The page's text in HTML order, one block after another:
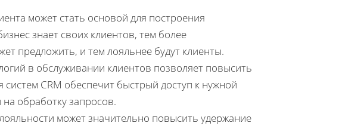
может стать основой для построения
знает своих клиентов, тем более
предложить, и тем лояльнее будут клиенты.
в обслуживании клиентов позволяет повысить
систем CRM обеспечит быстрый доступ к нужной
обработку запросов.
может значительно повысить удержание